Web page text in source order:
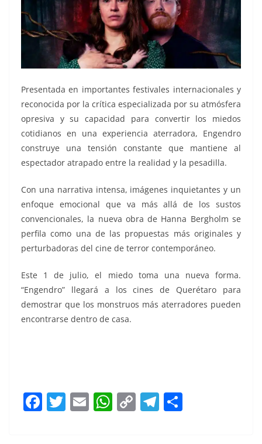
Presentada en importantes festivales internacionales y
reconocida por la crítica especializada por su atmósfera
opresiva y su capacidad para convertir los miedos
cotidianos en una experiencia aterradora, Engendro
construye una tensión constante que mantiene al
espectador atrapado entre la realidad y la pesadilla.
Con una narrativa intensa, imágenes inquietantes y un
enfoque emocional que va más allá de los sustos
convencionales, la nueva obra de Hanna Bergholm se
perfila como una de las propuestas más originales y
perturbadoras del cine de terror contemporáneo.
Este 1 de julio, el miedo toma una nueva forma.
“Engendro” llegará a los cines de Querétaro para
demostrar que los monstruos más aterradores pueden
encontrarse dentro de casa.
F T E W C T